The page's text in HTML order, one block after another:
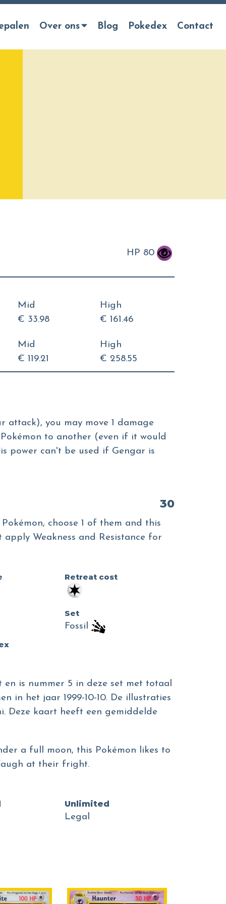
Over ons Blog Pokedex Contact
HP 80
Mid
€ 33.98
High
€ 161.46
Mid
€ 119.21
High
€ 258.55
you may move 1 damage
to another (even if it would
power can't be used if Gengar is
30
choose 1 of them and this
Weakness and Resistance for
Retreat cost
Set
Fossil
is nummer 5 in deze set met totaal
in het jaar 1999-10-10. De illustraties
Deze kaart heeft een gemiddelde
a full moon, this Pokémon likes to
at their fright.
Unlimited
Legal